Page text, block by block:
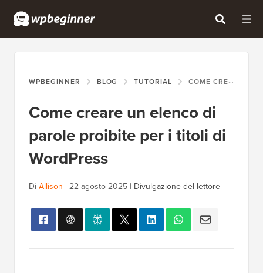
WPBEGINNER BLOG TUTORIAL COME CREARE UN ELENCO DI PAROLE PROIBITE PER I TITOLI DI WORDPRESS
Come creare un elenco di
parole proibite per i titoli di
WordPress
Di Allison | 22 agosto 2025 | Divulgazione del lettore